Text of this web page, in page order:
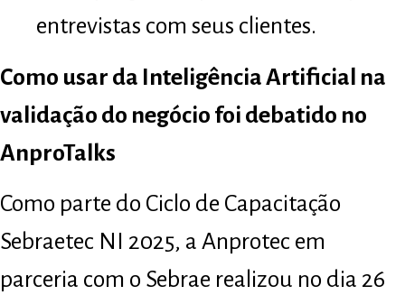
entrevistas com seus clientes.
Como usar da Inteligência Artificial na
validação do negócio foi debatido no
AnproTalks
Como parte do Ciclo de Capacitação
Sebraetec NI 2025, a Anprotec em
parceria com o Sebrae realizou no dia 26